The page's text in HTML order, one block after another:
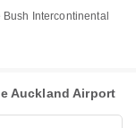
Auckland Airport